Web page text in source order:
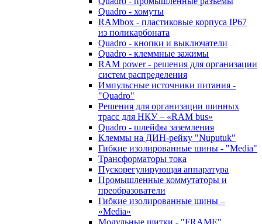
Quadro - хомуты
RAMbox - пластиковые корпуса IP67
из поликарбоната
Quadro - кнопки и выключатели
Quadro - клеммные зажимы
RAM power - решения для организации
систем распределения
Импульсные источники питания -
"Quadro"
Решения для организации шинных
трасс для НКУ – «RAM bus»
Quadro - шлейфы заземления
Клеммы на ДИН-рейку "Nuputuk"
Гибкие изолированные шины - "Media"
Трансформаторы тока
Пускорегулирующая аппаратура
Промышленные коммутаторы и
преобразователи
Гибкие изолированные шины –
«Media»
Модульные щитки - "FRAME"